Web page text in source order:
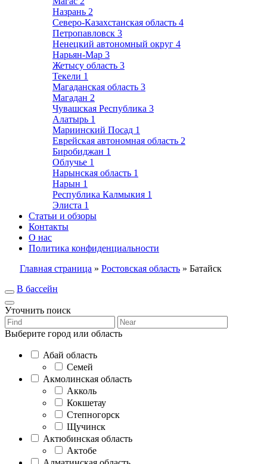
Назрань 2
Северо-Казахстанская область 4
Петропавловск 3
Ненецкий автономный округ 4
Нарьян-Мар 3
Жетысу область 3
Текели 1
Магаданская область 3
Магадан 2
Чувашская Республика 3
Алатырь 1
Мариинский Посад 1
Еврейская автономная область 2
Биробиджан 1
Облучье 1
Нарынская область 1
Нарын 1
Республика Калмыкия 1
Элиста 1
Статьи и обзоры
Контакты
О нас
Политика конфиденциальности
Главная страница » Ростовская область » Батайск
В бассейн
Уточнить поиск
Выберите город или область
Абай область
Семей
Акмолинская область
Акколь
Кокшетау
Степногорск
Щучинск
Актюбинская область
Актобе